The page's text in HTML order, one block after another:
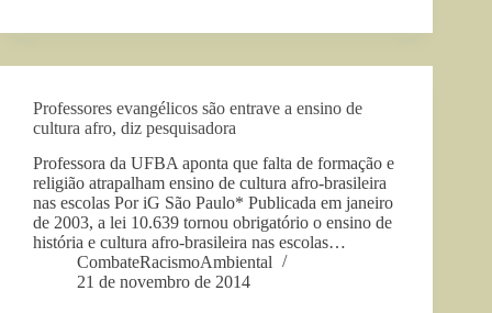
Professores evangélicos são entrave a ensino de
cultura afro, diz pesquisadora
Professora da UFBA aponta que falta de formação e
religião atrapalham ensino de cultura afro-brasileira
nas escolas Por iG São Paulo* Publicada em janeiro
de 2003, a lei 10.639 tornou obrigatório o ensino de
história e cultura afro-brasileira nas escolas…
CombateRacismoAmbiental
21 de novembro de 2014